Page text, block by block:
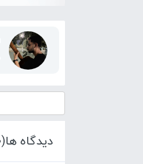
دیدگاه ها(0 دیدگاه)